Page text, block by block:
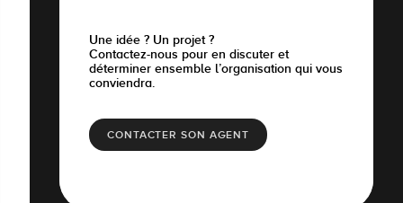
Une idée ? Un projet ?
Contactez-nous pour en discuter et
déterminer ensemble l’organisation qui vous
conviendra.
CONTACTER SON AGENT